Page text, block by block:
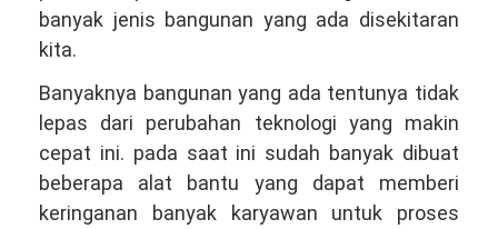
VIA
Telepon/WA
banyak jenis bangunan yang ada disekitaran
kita.
Banyaknya bangunan yang ada tentunya tidak
lepas dari perubahan teknologi yang makin
cepat ini. pada saat ini sudah banyak dibuat
beberapa alat bantu yang dapat memberi
keringanan banyak karyawan untuk proses